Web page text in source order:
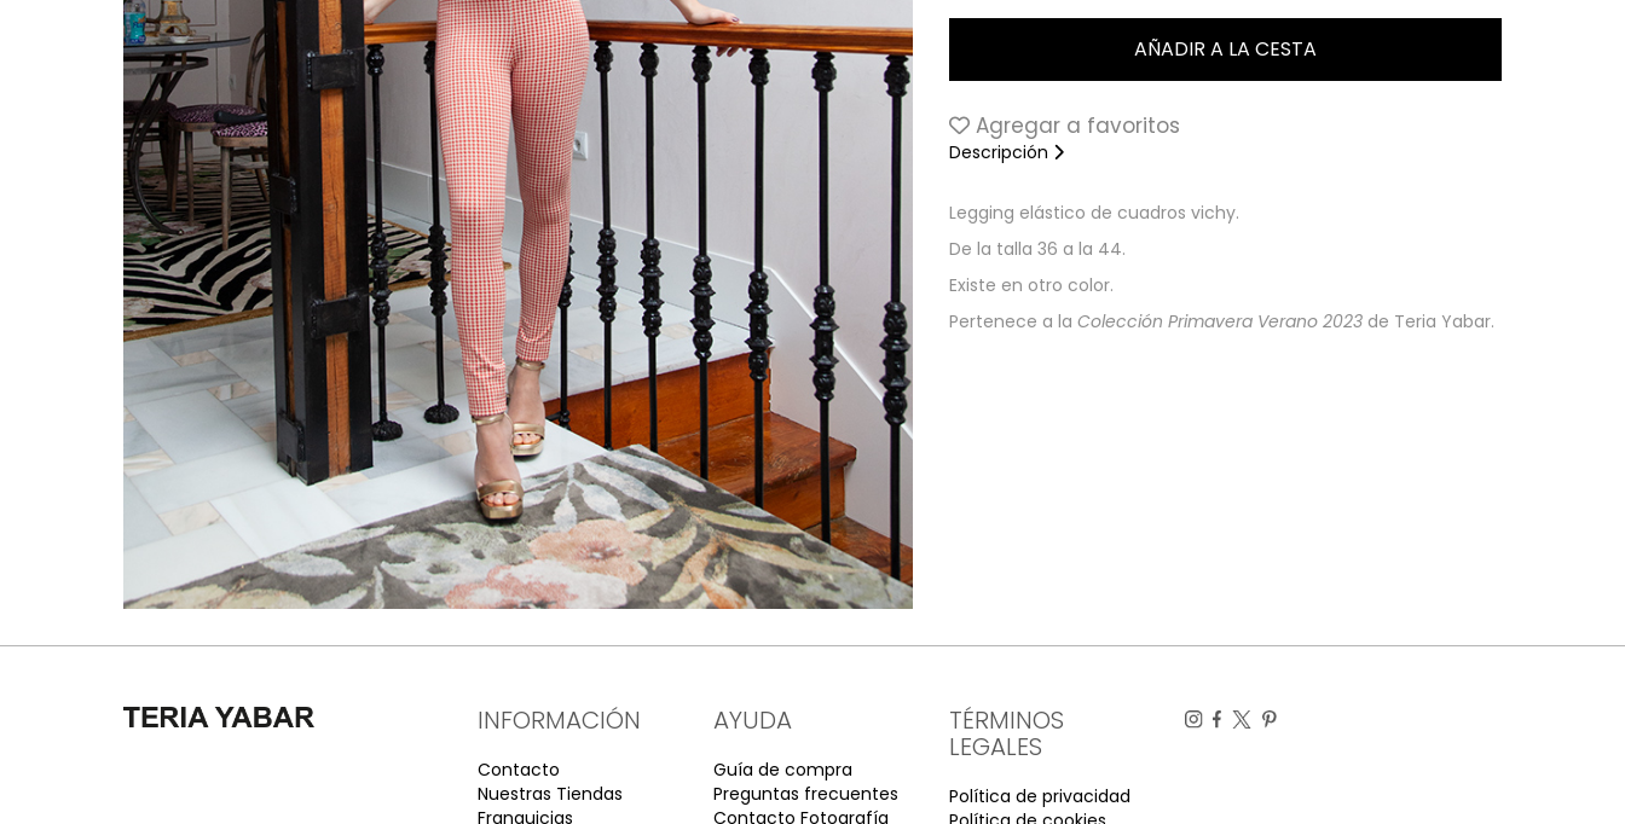
Agregar a favoritos
Descripción
Legging elástico de cuadros vichy.
De la talla 36 a la 44.
Existe en otro color.
Pertenece a la Colección Primavera Verano 2023de Teria Yabar.
INFORMACIÓN
Contacto
Nuestras Tiendas
Franquicias
AYUDA
Guía de compra
Preguntas frecuentes
Contacto Fotografía
TÉRMINOS
LEGALES
Política de privacidad